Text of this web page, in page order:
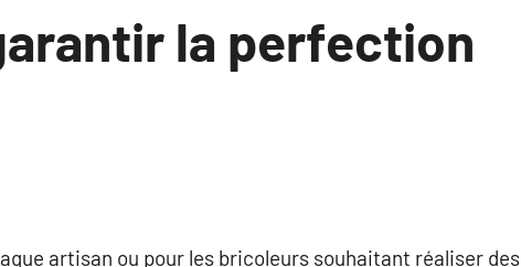
la perfection
artisan ou pour les bricoleurs souhaitant réaliser des